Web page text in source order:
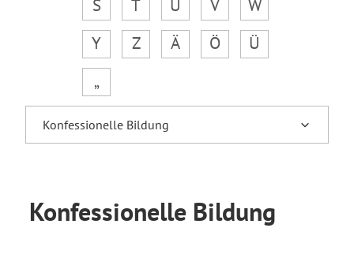
S
T U V
W
Y
Z Ä Ö
Ü
„
Konfessionelle Bildung